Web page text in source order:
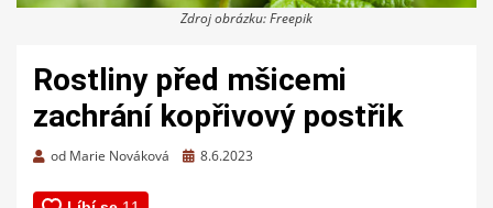
Zdroj obrázku: Freepik
Rostliny před mšicemi
zachrání kopřivový postřik
od Marie Nováková
Zveřejněno
8.6.2023